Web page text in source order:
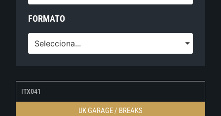
FORMATO
Selecciona...
ITX041
UK GARAGE / BREAKS